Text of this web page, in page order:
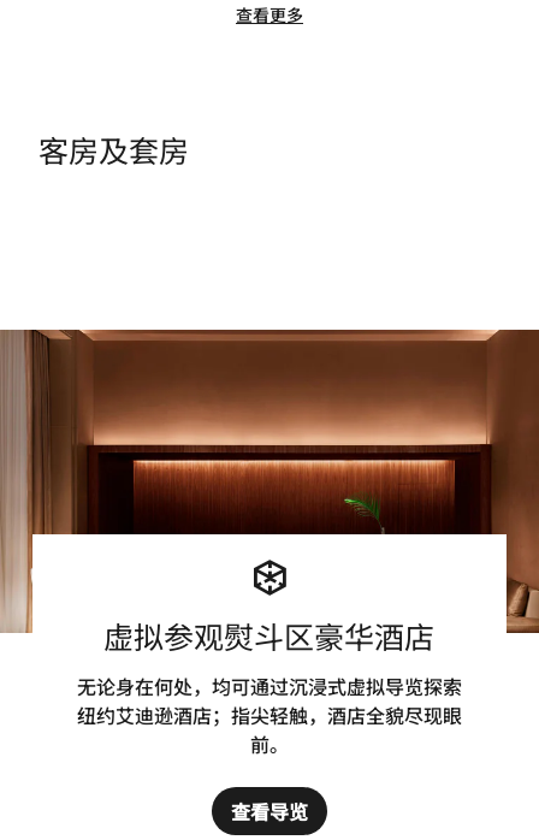
查看更多
客房及套房
虚拟参观熨斗区豪华酒店
无论身在何处，均可通过沉浸式虚拟导览探索
纽约艾迪逊酒店；指尖轻触，酒店全貌尽现眼
前。
查看导览